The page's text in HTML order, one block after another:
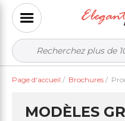
Page d'accueil / Brochures /
MODÈLES